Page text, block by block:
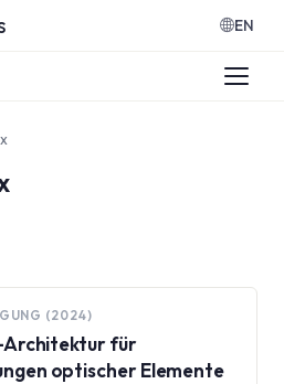
EN
(2024)
Architektur für
optischer Elemente